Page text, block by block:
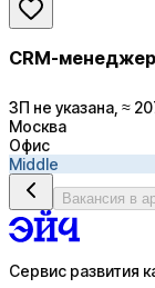
CRM-менеджер
ЗП не указана, ≈
Москва
Офис
Middle
Вакансия в
Сервис развития